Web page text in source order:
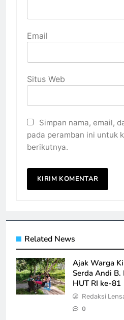
Email
Situs Web
Simpan nama, email,
pada peramban ini untuk
berikutnya.
Related News
Ajak Warga
Serda Andi B.
HUT RI ke-81
Redaksi
0